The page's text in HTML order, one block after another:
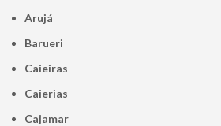
Arujá
Barueri
Caieiras
Caierias
Cajamar